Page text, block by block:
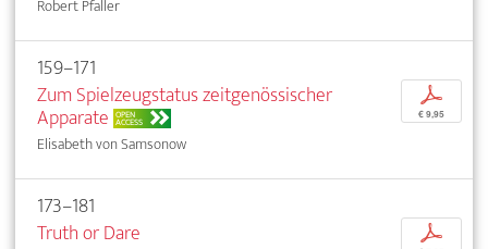
Robert Pfaller
159–171
Zum Spielzeugstatus zeitgenössischer
Apparate OPEN
ACCESS
Elisabeth von Samsonow
p
€ 9,95
173–181
Truth or Dare
p